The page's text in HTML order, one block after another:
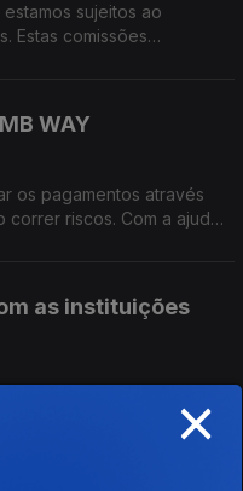
sujeitos ao
Estas comissões
WAY
os pagamentos através
correr riscos. Com a ajuda
as instituições
de Portugal, ajuda-nos
que o nosso banco não
×